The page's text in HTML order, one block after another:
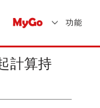
功能
計算持